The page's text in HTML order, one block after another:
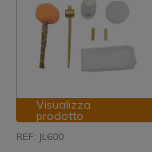
Visualizza
prodotto
REF: JL600